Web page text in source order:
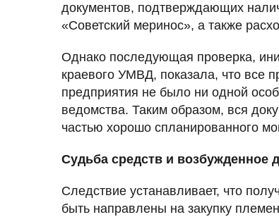
документов, подтверждающих
«Советский меринос», а также
Однако последующая проверка,
краевого УМВД, показала, что все
предприятия не было ни одной
ведомства. Таким образом, вся
частью хорошо спланированного
Судьба средств и возбужденное
Следствие устанавливает, что
быть направлены на закупку